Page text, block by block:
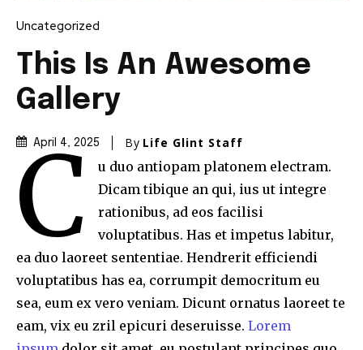
Uncategorized
This Is An Awesome
Gallery
April 4, 2025 By Life Glint Staff
C
u duo antiopam platonem electram.
Dicam tibique an qui, ius ut integre
rationibus, ad eos facilisi
voluptatibus. Has et impetus labitur,
ea duo laoreet sententiae. Hendrerit efficiendi
voluptatibus has ea, corrumpit democritum eu
sea, eum ex vero veniam. Dicunt ornatus laoreet te
eam, vix eu zril epicuri deseruisse. Lorem